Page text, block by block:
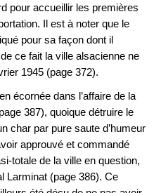
pour accueillir les premières
Il est à noter que le
pour sa façon dont il
ce fait la ville alsacienne ne
1945 (page 372).
écornée dans l’affaire de la
387), quoique détruire le
char par pure saute d’humeur
approuvé et commandé
totale de la ville en question,
Larminat (page 386). Ce